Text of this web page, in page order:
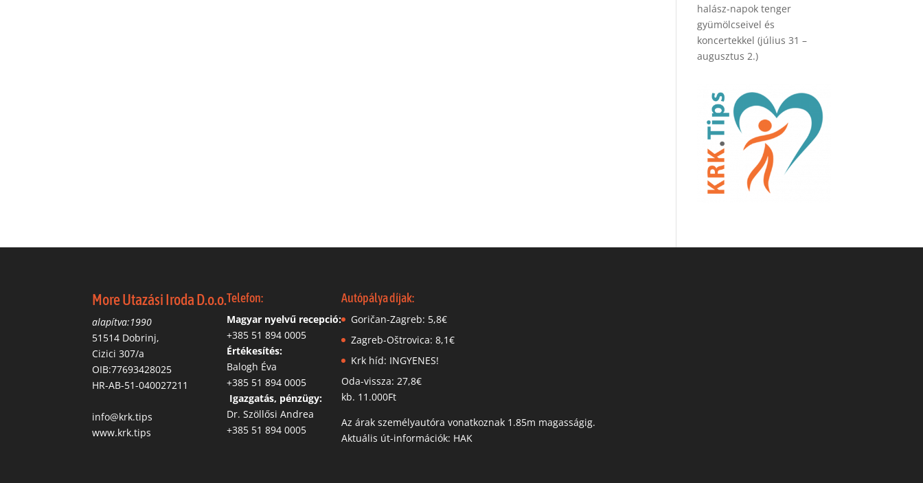
halász-napok tenger
gyümölcseivel és
koncertekkel (július 31 –
augusztus 2.)
More Utazási Iroda D.o.o.
alapítva:1990
51514 Dobrinj,
Cizici 307/a
OIB:77693428025
HR-AB-51-040027211
info@krk.tips
www.krk.tips
Telefon:
Magyar nyelvű recepció:
‭+385 51 894 0005
Értékesítés:
Balogh Éva
+385 51 894 0005
Igazgatás, pénzügy:
Dr. Szöllősi Andrea
+385 51 894 0005
Autópálya díjak:
Goričan-Zagreb: 5,8€
Zagreb-Oštrovica: 8,1€
Krk híd: INGYENES!
Oda-vissza: 27,8€
kb. 11.000Ft
Az árak személyautóra vonatkoznak 1.85m magasságig.
Aktuális út-információk: HAK